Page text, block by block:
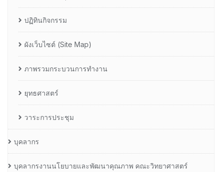
ปฏิทินกิจกรรม
ผังเว็บไซต์ (Site Map)
ภาพรวมกระบวนการทำงาน
ยุทธศาสตร์
วาระการประชุม
บุคลากร
บุคลากรงานนโยบายและพัฒนาคุณภาพ คณะวิทยาศาสตร์